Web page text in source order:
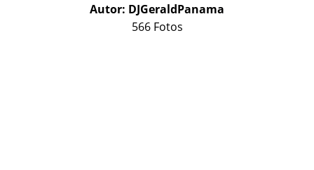
Autor: DJGeraldPanama
566 Fotos